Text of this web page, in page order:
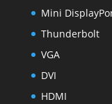
Mini
Thunderbolt
VGA
DVI
HDMI